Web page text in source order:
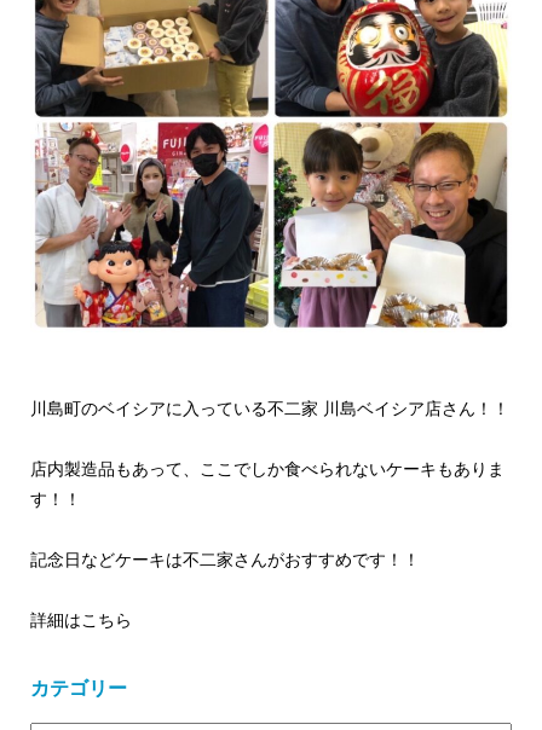
川島町のベイシアに入っている不二家 川島ベイシア店さん！！
店内製造品もあって、ここでしか食べられないケーキもありま
す！！
記念日などケーキは不二家さんがおすすめです！！
詳細はこちら
カテゴリー